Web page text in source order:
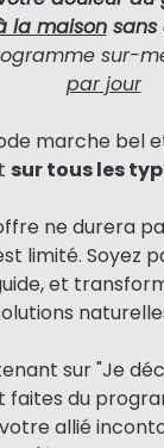
la maisonsans
sur-
par jour
marche bel
sur tous les
ne durera
limité. Soyez
et
sur "Je
faites du
votre allié